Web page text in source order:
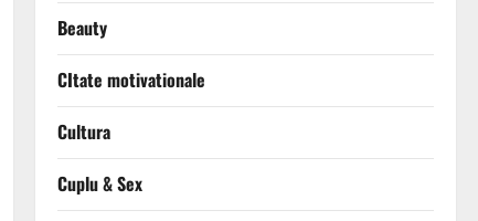
Beauty
CItate motivationale
Cultura
Cuplu & Sex